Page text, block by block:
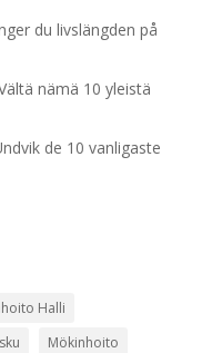
du livslängden på
nämä 10 yleistä
de 10 vanligaste
Halli
Mökinhoito